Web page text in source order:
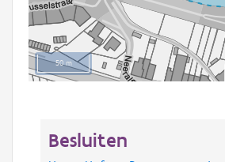
50 m
Besluiten